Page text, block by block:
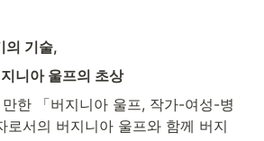
의 기술,
니아 울프의 초상
한 「버지니아 울프, 작가-여성-병
로서의 버지니아 울프와 함께 버지